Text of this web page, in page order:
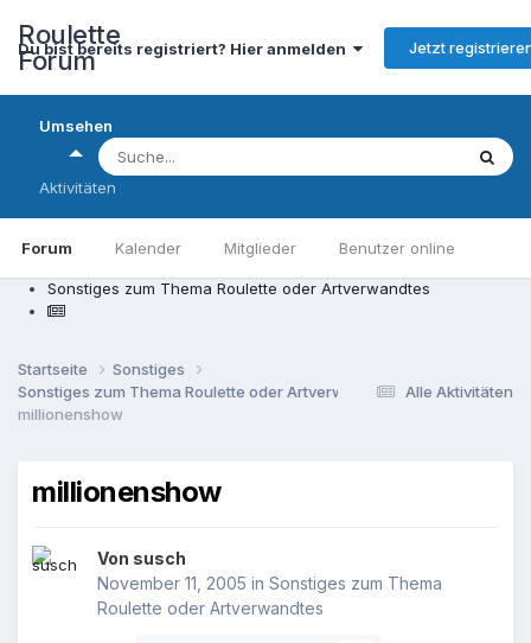
Roulette
Forum
Du bist bereits registriert? Hier anmelden Jetzt
Umsehen
Forum Kalender Mitglieder Benutzer online
Aktivitäten
Sonstiges zum Thema Roulette oder Artverwandtes
Alle Aktivitäten
Startseite
Sonstiges
Sonstiges zum Thema Roulette oder Artverwandtes
millionenshow
millionenshow
Von susch
November 11, 2005 in Sonstiges zum Thema
Roulette oder Artverwandtes